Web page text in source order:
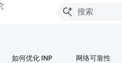
如何优化 INP 网络可靠性